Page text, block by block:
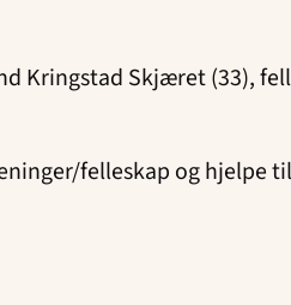
Kringstad Skjæret (33),
felleskap og hjelpe